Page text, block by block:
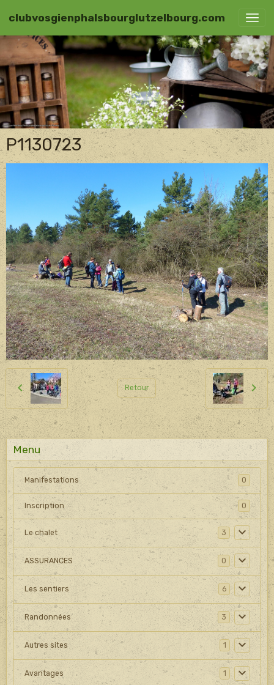
clubvosgienphalsbourglutzelbourg.com
P1130723
Retour
Menu
Manifestations 0
Inscription 0
Le chalet 3
ASSURANCES 0
Les sentiers 6
Randonnées 3
Autres sites 1
Avantages 1